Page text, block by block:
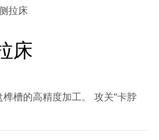
床
槽的高精度加工。 攻关“卡脖